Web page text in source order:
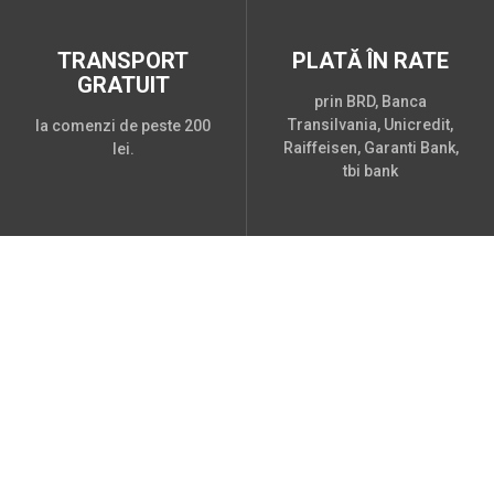
TRANSPORT
GRATUIT
la comenzi de peste 200
lei.
PLATĂ ÎN RATE
prin BRD, Banca
Transilvania, Unicredit,
Raiffeisen, Garanti Bank,
tbi bank